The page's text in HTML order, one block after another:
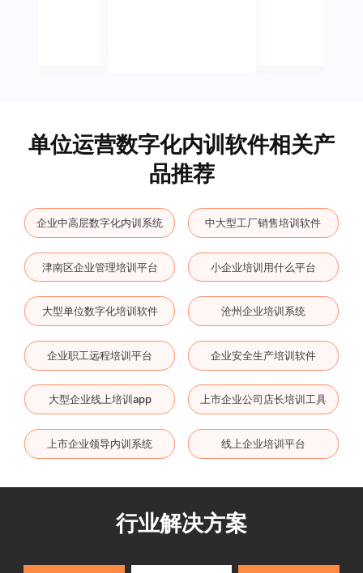
单位运营数字化内训软件相关产
品推荐
企业中高层数字化内训系统 中大型工厂销售培训软件
津南区企业管理培训平台 小企业培训用什么平台
大型单位数字化培训软件 沧州企业培训系统
企业职工远程培训平台 企业安全生产培训软件
大型企业线上培训app 上市企业公司店长培训工具
上市企业领导内训系统 线上企业培训平台
行业解决方案